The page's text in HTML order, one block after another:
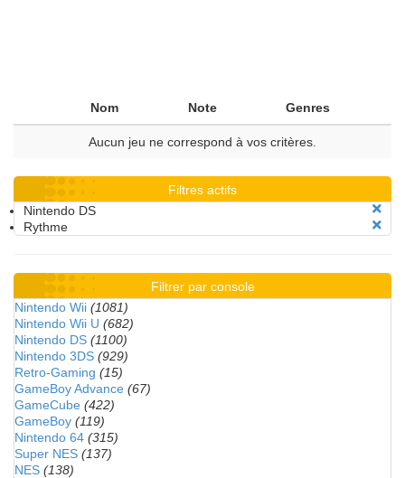
Nom Note Genres
Aucun jeu ne correspond à vos critères.
Filtres actifs
Nintendo DS
Rythme
Filtrer par console
Nintendo Wii (1081)
Nintendo Wii U (682)
Nintendo DS (1100)
Nintendo 3DS (929)
Retro-Gaming (15)
GameBoy Advance (67)
GameCube (422)
GameBoy (119)
Nintendo 64 (315)
Super NES (137)
NES (138)